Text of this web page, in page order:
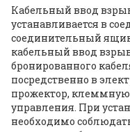
Кабельный ввод
устанавливается в
соединительный
кабельный ввод
бронированного
посредственно в
прожектор, клеммную
управления. При
необходимо